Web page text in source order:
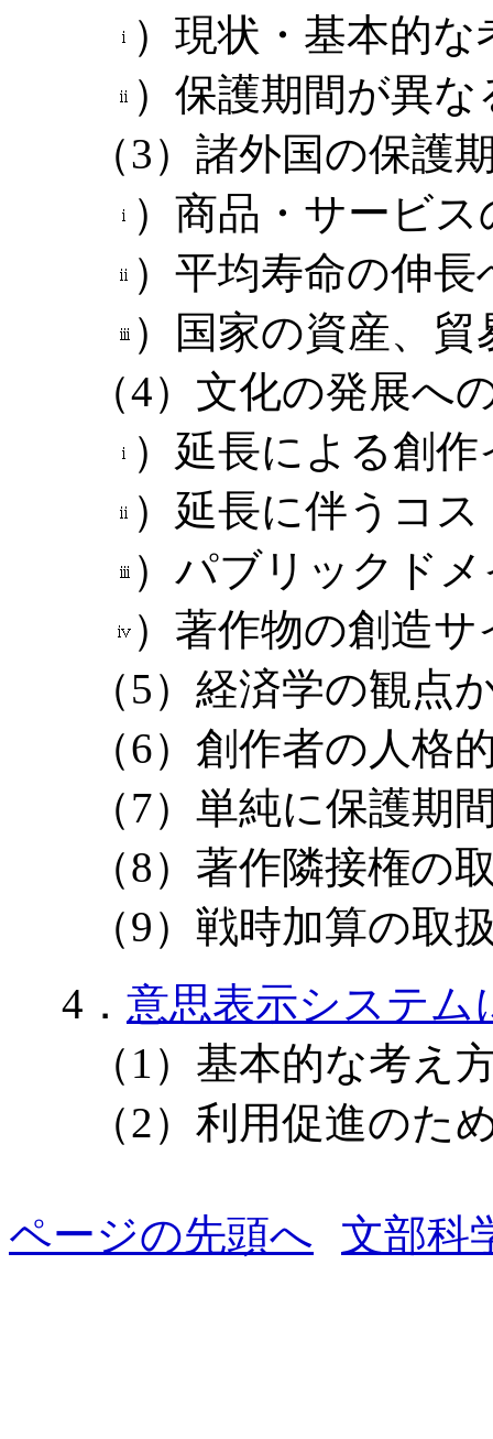
）現状・基本的な
）保護期間が異
（3）諸外国の保護
）商品・サービ
）平均寿命の伸長
）国家の資産、
（4）文化の発展へ
）延長による創
）延長に伴うコ
）パブリックド
）著作物の創造
（5）経済学の観点
（6）創作者の人格
（7）単純に保護期
（8）著作隣接権の
（9）戦時加算の取
4． 意思表示システム
（1）基本的な考え
（2）利用促進のた
ページの先頭へ 文部科